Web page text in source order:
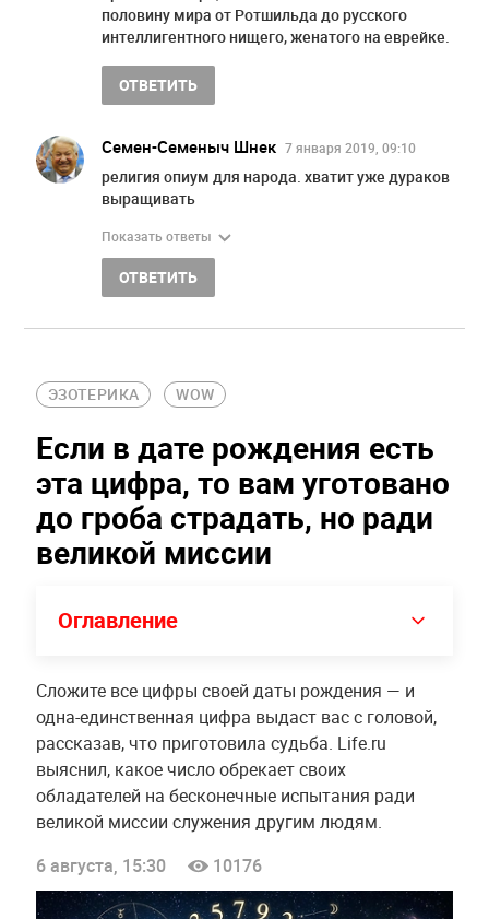
половину мира от Ротшильда до русского
интеллигентного нищего, женатого на еврейке.
ОТВЕТИТЬ
Семен-Семеныч Шнек 7 января 2019, 09:10
религия опиум для народа. хватит уже дураков
выращивать
Показать ответы
ОТВЕТИТЬ
ЭЗОТЕРИКА WOW
Если в дате рождения есть
эта цифра, то вам уготовано
до гроба страдать, но ради
великой миссии
Оглавление
Сложите все цифры своей даты рождения — и
одна-единственная цифра выдаст вас с головой,
рассказав, что приготовила судьба. Life.ru
выяснил, какое число обрекает своих
обладателей на бесконечные испытания ради
великой миссии служения другим людям.
6 августа, 15:30
10176